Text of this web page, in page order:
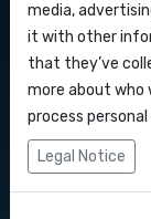
Zapier
Service
SMS
via
media,
it with other
that they’ve
more about who
process
Legal Notice